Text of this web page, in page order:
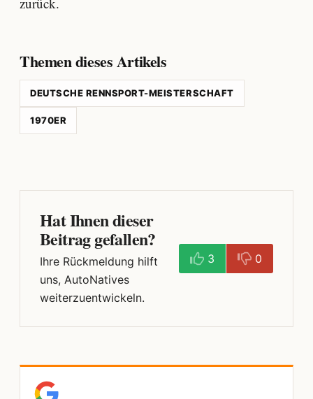
Themen dieses Artikels
DEUTSCHE RENNSPORT-MEISTERSCHAFT
1970ER
Hat Ihnen dieser
Beitrag gefallen?
Ihre Rückmeldung hilft
uns, AutoNatives
weiterzuentwickeln.
3 0